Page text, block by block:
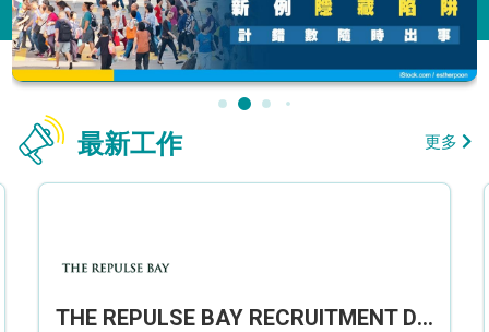
最新工作 更多
THE REPULSE BAY RECRUITMENT DAY 淺水灣影灣園人才招聘會